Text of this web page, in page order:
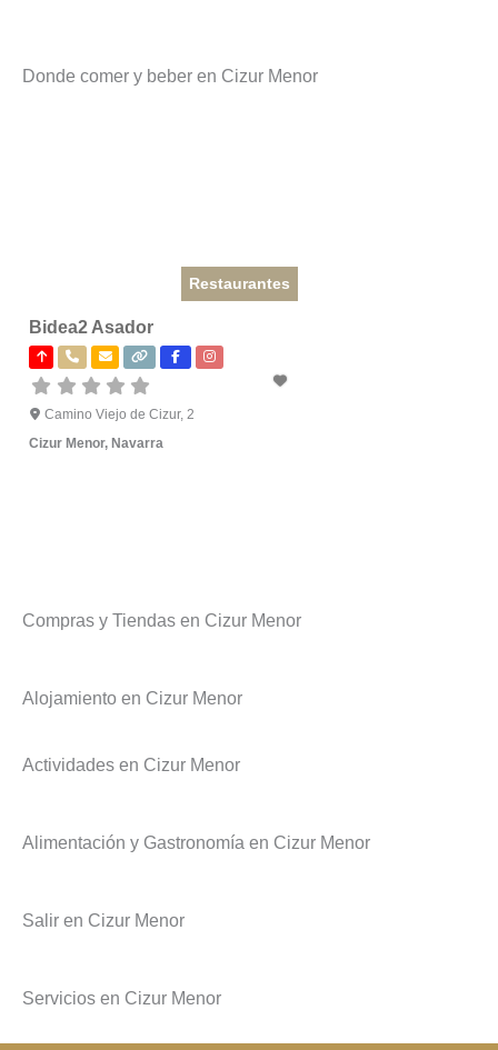
Donde comer y beber en Cizur Menor
Restaurantes
Bidea2 Asador
Camino Viejo de Cizur, 2
Cizur Menor, Navarra
Compras y Tiendas en Cizur Menor
Alojamiento en Cizur Menor
Actividades en Cizur Menor
Alimentación y Gastronomía en Cizur Menor
Salir en Cizur Menor
Servicios en Cizur Menor